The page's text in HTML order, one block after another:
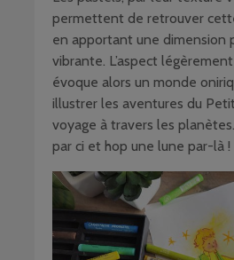
permettent de retrouver
en apportant une dimension
vibrante. L’aspect
évoque alors un monde
illustrer les aventures du
voyage à travers les
par ci et hop une lune par-là !